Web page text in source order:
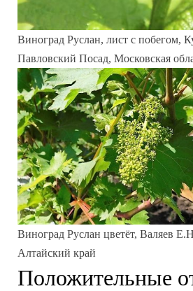
Виноград Руслан, лист с побегом,
Павловский Посад, Московская
Виноград Руслан цветёт, Валяев
Алтайский край
Положительные